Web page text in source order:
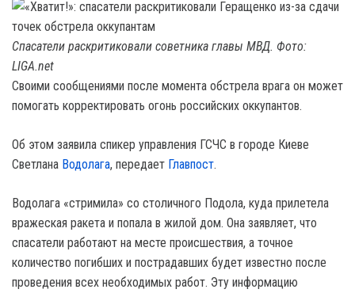
Спасатели раскритиковали советника главы МВД. Фото:
LIGA.net
Своими сообщениями после момента обстрела врага он может
помогать корректировать огонь российских оккупантов.
Об этом заявила спикер управления ГСЧС в городе Киеве
Светлана Водолага, передает Главпост.
Водолага «стримила» со столичного Подола, куда прилетела
вражеская ракета и попала в жилой дом. Она заявляет, что
спасатели работают на месте происшествия, а точное
количество погибших и пострадавших будет известно после
проведения всех необходимых работ. Эту информацию